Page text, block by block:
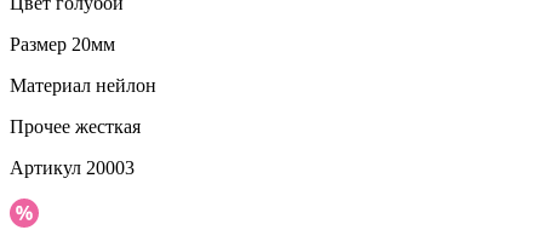
Размер 20мм
Материал нейлон
Прочее жесткая
Артикул 20003